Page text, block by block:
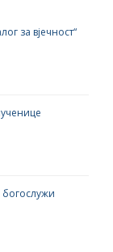
за вјечност“